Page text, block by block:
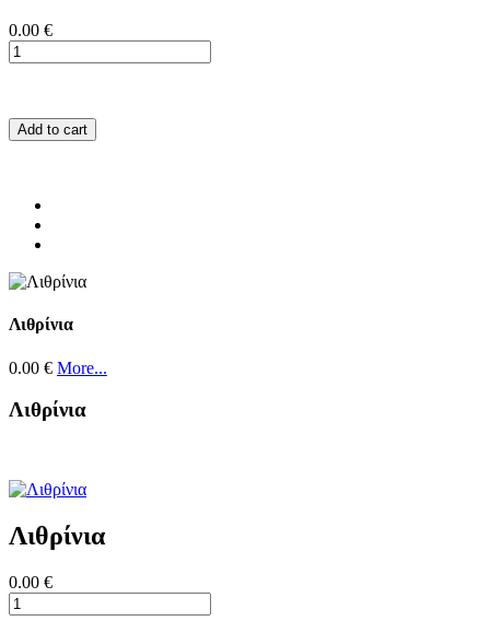
0.00 €
Add to cart
Λιθρίνια
0.00 € More...
Λιθρίνια
Λιθρίνια
0.00 €